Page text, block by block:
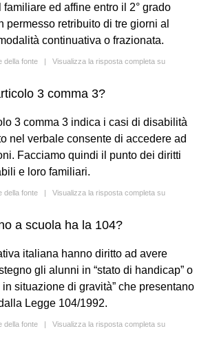
ed affine entro il 2° grado
permesso retribuito di tre giorni al
continuativa o frazionata.
della fonte | Visualizza la risposta completa su
3 comma 3?
3 comma 3 indica i casi di disabilità
nel verbale consente di accedere ad
Facciamo quindi il punto dei diritti
e loro familiari.
della fonte | Visualizza la risposta completa su
a scuola ha la 104?
italiana hanno diritto ad avere
gli alunni in “stato di handicap” o
situazione di gravità” che presentano
Legge 104/1992.
della fonte | Visualizza la risposta completa su